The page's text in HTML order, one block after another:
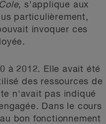
Cole, s'applique aux
particulièrement,
invoquer ces
à 2012. Elle avait été
des ressources de
n'avait pas indiqué
Dans le cours
bon fonctionnement